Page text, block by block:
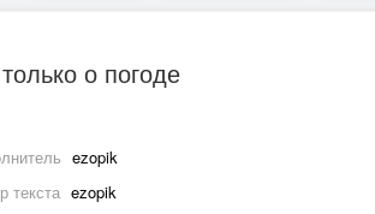
о погоде
ezopik
текста ezopik